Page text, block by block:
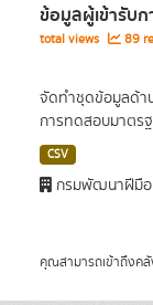
ข้อมูลผู้เข้ารับ
total views
89
จัดทำชุดข้อมูลด้า
การทดสอบมาตร
CSV
กรมพัฒนาฝีมือ
คุณสามารถเข้าถึงค